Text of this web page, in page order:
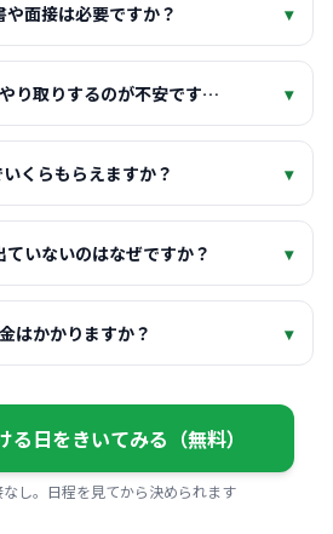
や面接は必要ですか？ ▾
り取りするのが不安です… ▾
くらもらえますか？ ▾
ていないのはなぜですか？ ▾
はかかりますか？ ▾
る日をきいてみる（無料）
し。日程を見てから決められます